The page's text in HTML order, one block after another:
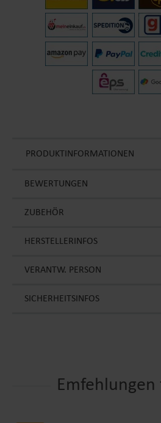
PRODUKTINFORMATIONEN
BEWERTUNGEN
ZUBEHÖR
HERSTELLERINFOS
VERANTW. PERSON
SICHERHEITSINFOS